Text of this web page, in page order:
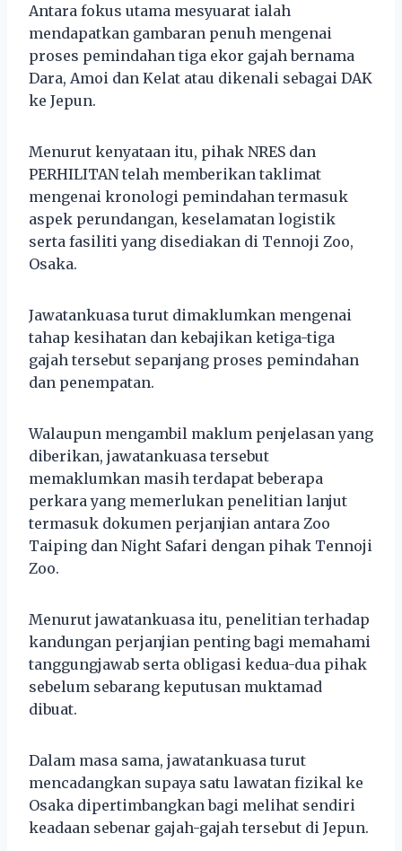
Antara fokus utama mesyuarat ialah
mendapatkan gambaran penuh mengenai
proses pemindahan tiga ekor gajah bernama
Dara, Amoi dan Kelat atau dikenali sebagai DAK
ke Jepun.
Menurut kenyataan itu, pihak NRES dan
PERHILITAN telah memberikan taklimat
mengenai kronologi pemindahan termasuk
aspek perundangan, keselamatan logistik
serta fasiliti yang disediakan di Tennoji Zoo,
Osaka.
Jawatankuasa turut dimaklumkan mengenai
tahap kesihatan dan kebajikan ketiga-tiga
gajah tersebut sepanjang proses pemindahan
dan penempatan.
Walaupun mengambil maklum penjelasan yang
diberikan, jawatankuasa tersebut
memaklumkan masih terdapat beberapa
perkara yang memerlukan penelitian lanjut
termasuk dokumen perjanjian antara Zoo
Taiping dan Night Safari dengan pihak Tennoji
Zoo.
Menurut jawatankuasa itu, penelitian terhadap
kandungan perjanjian penting bagi memahami
tanggungjawab serta obligasi kedua-dua pihak
sebelum sebarang keputusan muktamad
dibuat.
Dalam masa sama, jawatankuasa turut
mencadangkan supaya satu lawatan fizikal ke
Osaka dipertimbangkan bagi melihat sendiri
keadaan sebenar gajah-gajah tersebut di Jepun.